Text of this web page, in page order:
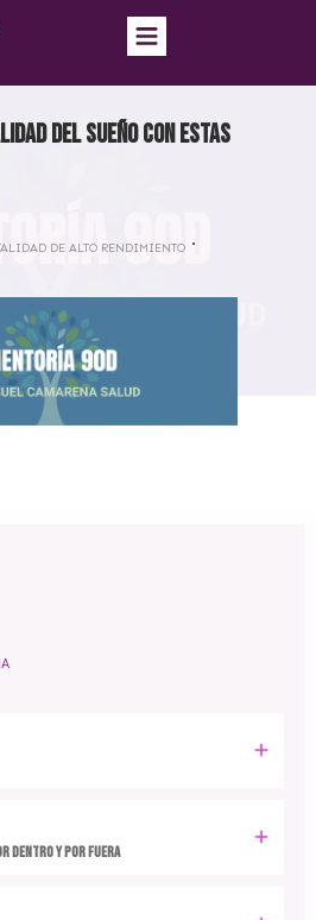
del sueño con estas
DE ALTO RENDIMIENTO
dentro y por fuera